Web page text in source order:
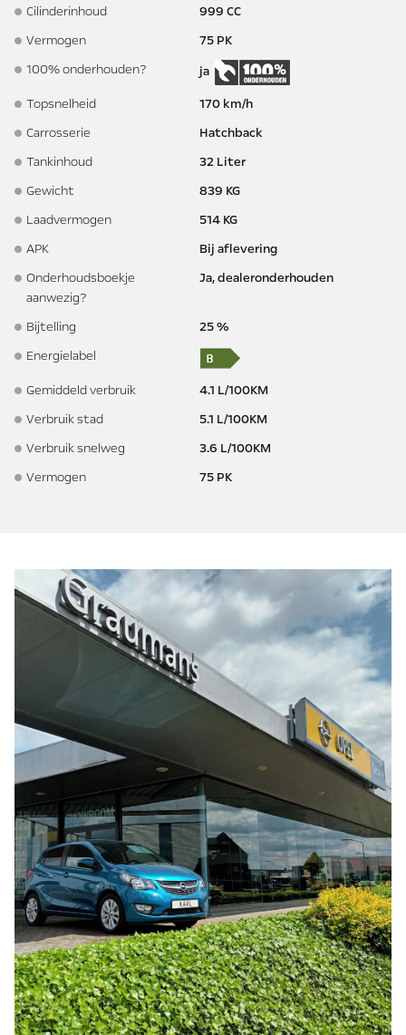
Cilinderinhoud
999 CC
Vermogen
75 PK
100% onderhouden?
ja
Topsnelheid
170 km/h
Carrosserie
Hatchback
Tankinhoud
32 Liter
Gewicht
839 KG
Laadvermogen
514 KG
APK
Bij aflevering
Onderhoudsboekje
aanwezig?
Ja, dealeronderhouden
Bijtelling
25 %
Energielabel
Gemiddeld verbruik
4.1 L/100KM
Verbruik stad
5.1 L/100KM
Verbruik snelweg
3.6 L/100KM
Vermogen
75 PK